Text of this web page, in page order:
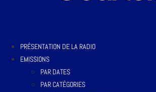
PRÉSENTATION DE LA RADIO
EMISSIONS
PAR DATES
PAR CATÉGORIES